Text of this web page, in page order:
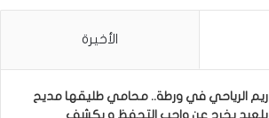
الأخيرة
ريم الرياحي في ورطة.. محامي طليقها مديح
بلعيد يخرج عن واجب التحفظ و يكشف